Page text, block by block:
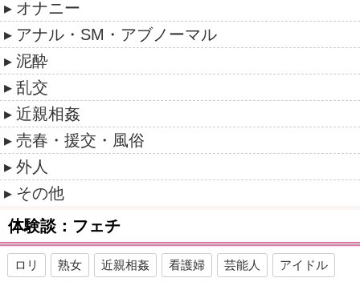
オナニー
アナル・SM・アブノーマル
泥酔
乱交
近親相姦
売春・援交・風俗
外人
その他
体験談：フェチ
ロリ 熟女 近親相姦 看護婦 芸能人 アイドル